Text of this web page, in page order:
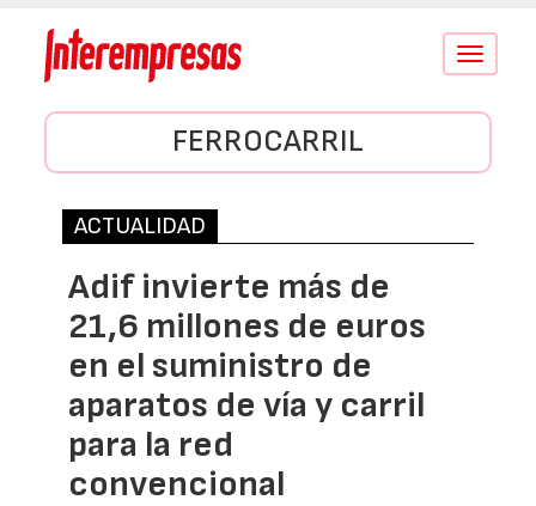
Conmutar
FERROCARRIL
ACTUALIDAD
Adif invierte más de
21,6 millones de euros
en el suministro de
aparatos de vía y carril
para la red
convencional